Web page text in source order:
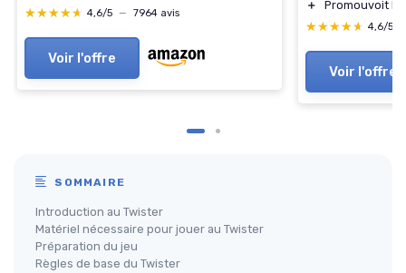
★★★★★
★★★★★ 4,6/5 — 7964 avis
Voir l'offre
＋
Promouvoit l'
★★★★★
★★★★★ 4,6/5
Voir l'offre
SOMMAIRE
Introduction au Twister
Matériel nécessaire pour jouer au Twister
Préparation du jeu
Règles de base du Twister